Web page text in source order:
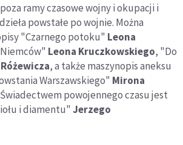
ramy czasowe wojny i okupacji i
powstałe po wojnie. Można
"Czarnego potoku" Leona
Leona Kruczkowskiego, "Do
, a także maszynopis aneksu
Warszawskiego" Mirona
powojennego czasu jest
i diamentu" Jerzego